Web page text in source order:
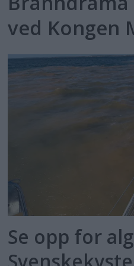
ved Kongen
Se opp for